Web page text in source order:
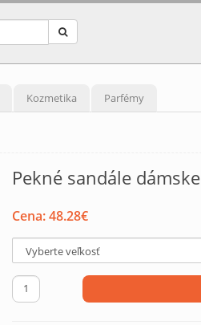
Kozmetika Parfémy
Pekné sandále dámske
Cena:48.28€